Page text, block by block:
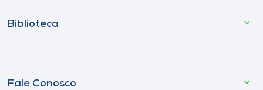
Biblioteca
Fale Conosco